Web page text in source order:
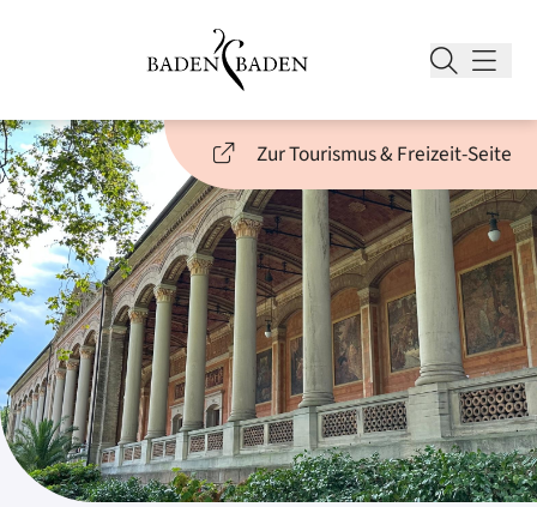
Zur Tourismus & Freizeit-Seite